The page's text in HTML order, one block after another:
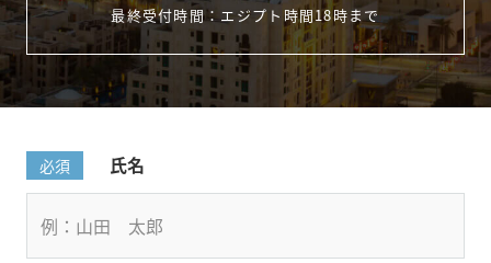
最終受付時間：エジプト時間18時まで
必須 氏名